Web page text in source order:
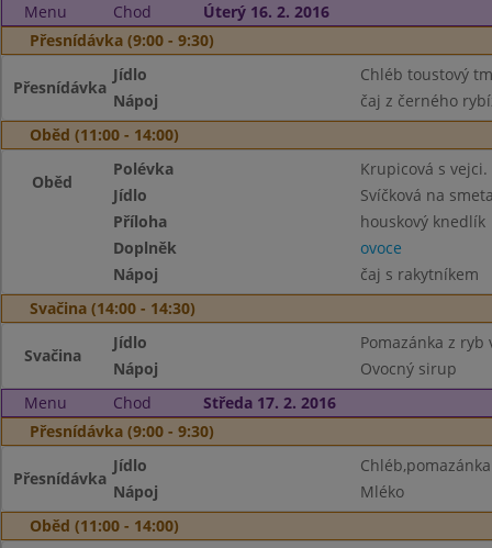
Menu
Chod
Úterý 16. 2. 2016
Přesnídávka (9:00 - 9:30)
Přesnídávka
Jídlo
Chléb toustový
Nápoj
čaj z černého
Oběd (11:00 - 14:00)
Oběd
Polévka
Krupicová s vejci.
Jídlo
Svíčková na
Příloha
houskový knedlík
Doplněk
ovoce
Nápoj
čaj s rakytníkem
Svačina (14:00 - 14:30)
Svačina
Jídlo
Pomazánka z
Nápoj
Ovocný sirup
Menu
Chod
Středa 17. 2. 2016
Přesnídávka (9:00 - 9:30)
Přesnídávka
Jídlo
Nápoj
Mléko
Oběd (11:00 - 14:00)